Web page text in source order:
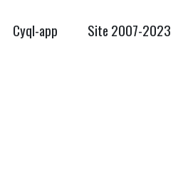
Cyql-app Site 2007-2023